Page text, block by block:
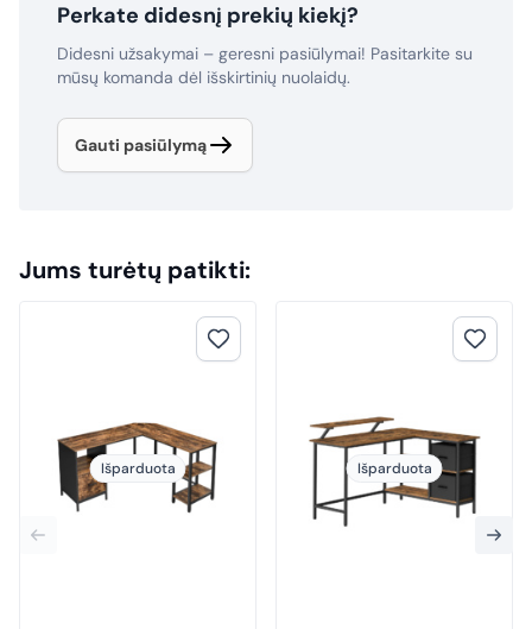
Perkate didesnį prekių kiekį?
Didesni užsakymai – geresni pasiūlymai! Pasitarkite su
mūsų komanda dėl išskirtinių nuolaidų.
Gauti pasiūlymą
Jums turėtų patikti:
Išparduota Išparduota